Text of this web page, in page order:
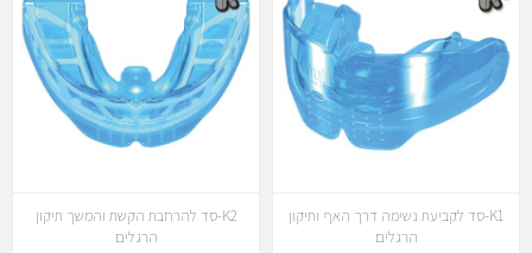
K1-סד לקביעת נשימה דרך האף ותיקון
הרגלים
K2-סד להרחבת הקשת והמשך תיקון
הרגלים